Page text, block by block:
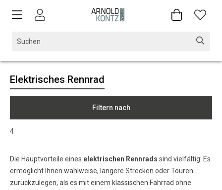
Elektrisches Rennrad
Filtern nach
4
Die Hauptvorteile eines elektrischen Rennrads sind vielfältig: Es
ermöglicht Ihnen wahlweise, längere Strecken oder Touren
zurückzulegen, als es mit einem klassischen Fahrrad ohne